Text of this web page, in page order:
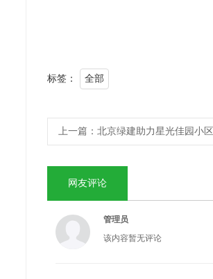
标签： 全部
上一篇： 北京绿建助力星光佳园小区
网友评论
管理员
该内容暂无评论